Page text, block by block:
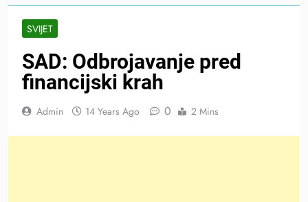
SVIJET
SAD: Odbrojavanje pred
financijski krah
Admin 14 Years Ago 0 2 Mins